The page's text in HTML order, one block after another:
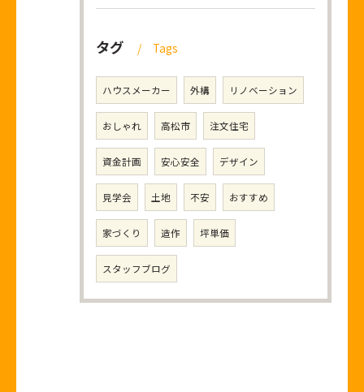
タグ Tags
ハウスメーカー 外構 リノベーション
おしゃれ 高松市 注文住宅
資金計画 安心安全 デザイン
見学会 土地 不安 おすすめ
家づくり 造作 坪単価
スタッフブログ